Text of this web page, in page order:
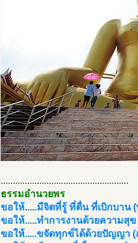
.....................................................
ธรรมอำนวยพร
ขอให้.....มีจิตที่รู้ ที่ตื่น ที่เบิกบาน
ขอให้.....ทำการงานด้วยความสุ
ขอให้.....ขจัดทุกข์ได้ด้วยปัญญา (